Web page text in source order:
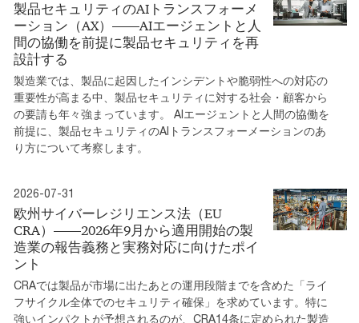
製品セキュリティのAIトランスフォーメ
ーション（AX）――AIエージェントと人
間の協働を前提に製品セキュリティを再
設計する
製造業では、製品に起因したインシデントや脆弱性への対応の
重要性が高まる中、製品セキュリティに対する社会・顧客から
の要請も年々強まっています。 AIエージェントと人間の協働を
前提に、製品セキュリティのAIトランスフォーメーションのあ
り方について考察します。
2026-07-31
欧州サイバーレジリエンス法（EU
CRA）――2026年9月から適用開始の製
造業の報告義務と実務対応に向けたポイ
ント
CRAでは製品が市場に出たあとの運用段階までを含めた「ライ
フサイクル全体でのセキュリティ確保」を求めています。特に
強いインパクトが予想されるのが、CRA14条に定められた製造